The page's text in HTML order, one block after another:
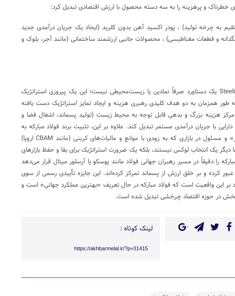
خطرناک و پرهزینه را به سه دسته محصول با ارزش اقتصادی تبدیل کرد:
به چرخه تولید) ، پودر اکسید آهن بدون کلرید (ایجاد یک جریان درآمدی جدید
و قطعات مغناطیسی) ، محصولات جانبی ارزشمند ساختمانی (مانند آجر، بلوک و
نامزدی فولاد مبارکه برای جایزه Steelie یک دستاورد صرفاً نمادین یا زیست‌محیطی نیست؛ این یک پیروزی استراتژیک
طور همزمان به دو هدف کلیدی رهبری هزینه و ایجاد تمایز استراتژیک دست یافته
هزینه بزرگ و بدهی قابل توجه به محیط زیست (تولید پسماند، اشغال فضا و
با جریان درآمدی مستمر تبدیل کند. علاوه بر این، تثبیت برند فولاد مبارکه به
عنوان یک «تولیدکننده فولاد سبز» و مسئول در بازاری که به زودی با موانع و مالیات‌های کربنی (مانند CBAM اروپا)
دیگر یک انتخاب لوکس نیستند، بلکه یک ضرورت استراتژیک برای بقا و حفظ بازارهای
را دقیقاً در مسیر رهبران جهانی فولاد مانند پوسکو یا آرسلور میتال قرار می‌دهد
کرده و بر خلق ارزش از پسماند تمرکز کرده‌اند. این جایزه تأییدی رسمی از سوی
بر این واقعیت است که فولاد مبارکه در حال تعریف «بهترین عملکرد جهانی» است و
در حوزه اقتصاد چرخشی تبدیل شده است.
لینک کوتاه :
https://akhbarmelal.ir/?p=31415